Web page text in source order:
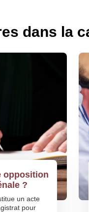
dans la
opposition
?
un acte
pour